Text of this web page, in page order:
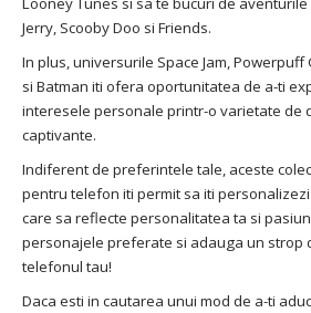
Jerry, Scooby Doo si Friends.
In plus, universurile Space Jam, Powerpuff
si Batman iti ofera oportunitatea de a-ti
interesele personale printr-o varietate de
captivante.
Indiferent de preferintele tale, aceste
pentru telefon iti permit sa iti
care sa reflecte personalitatea ta si
personajele preferate si adauga un strop
telefonul tau!
Daca esti in cautarea unui mod de a-ti